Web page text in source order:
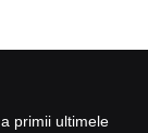
primii ultimele